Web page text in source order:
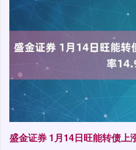
盛金证券 1月14日旺能转债上